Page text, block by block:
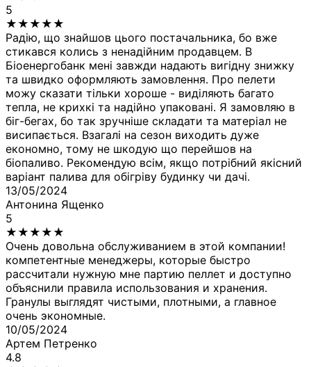
5
★ ★ ★ ★ ★
Радію, що знайшов цього постачальника, бо вже
стикався колись з ненадійним продавцем. В
Біоенергобанк мені завжди надають вигідну знижку
та швидко оформляють замовлення. Про пелети
можу сказати тільки хороше - виділяють багато
тепла, не крихкі та надійно упаковані. Я замовляю в
біг-бегах, бо так зручніше складати та матеріал не
висипається. Взагалі на сезон виходить дуже
економно, тому не шкодую що перейшов на
біопаливо. Рекомендую всім, якщо потрібний якісний
варіант палива для обігріву будинку чи дачі.
13/05/2024
Антонина Ященко
5
★ ★ ★ ★ ★
Очень довольна обслуживанием в этой компании!
компетентные менеджеры, которые быстро
рассчитали нужную мне партию пеллет и доступно
объяснили правила использования и хранения.
Гранулы выглядят чистыми, плотными, а главное
очень экономные.
10/05/2024
Артем Петренко
4.8